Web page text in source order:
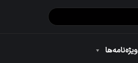
ویژه‌نامه‌ها